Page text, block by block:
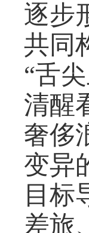
逐步
共同
“舌
清醒
奢侈
变异
目标
差旅